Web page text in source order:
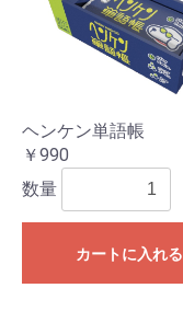
ヘンケン単語帳
￥990
数量
カートに入れる